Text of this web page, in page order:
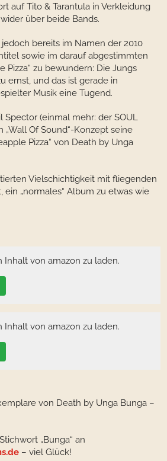
auf Tito & Tarantula in Verkleidung
über beide Bands.
bereits im Namen der 2010
sowie im darauf abgestimmten
Pizza“ zu bewundern: Die Jungs
ernst, und das ist gerade in
Musik eine Tugend.
(einmal mehr: der SOUL
Of Sound“-Konzept seine
Pizza“ von Death by Unga
Vielschichtigkeit mit fliegenden
„normales“ Album zu etwas wie
von amazon zu laden.
von amazon zu laden.
von Death by Unga Bunga –
„Bunga“ an
– viel Glück!